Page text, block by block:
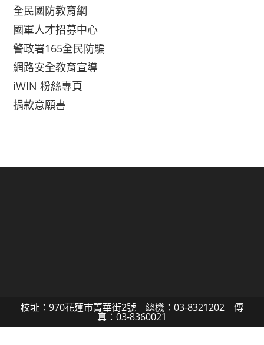
全民國防教育網
國軍人才招募中心
警政署165全民防騙
網路安全教育宣導
iWIN 粉絲專頁
捐款意願書
校址：970花蓮市菁華街2號 總機：03-8321202 傳
真：03-8360021